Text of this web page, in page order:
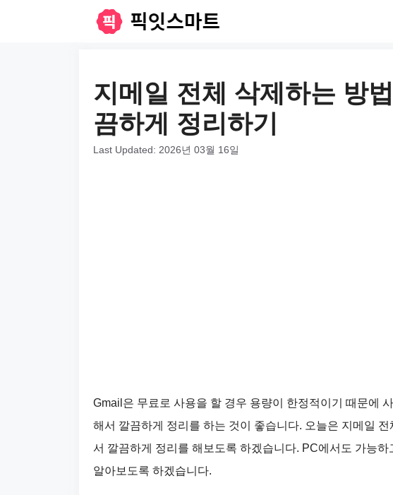
지메일 전체 삭제하는 방
끔하게 정리하기
Last Updated: 2026년 03월 16일
Gmail은 무료로 사용을 할 경우 용량이 한정적이기 때문에
해서 깔끔하게 정리를 하는 것이 좋습니다. 오늘은 지메일
서 깔끔하게 정리를 해보도록 하겠습니다. PC에서도 가능
알아보도록 하겠습니다.